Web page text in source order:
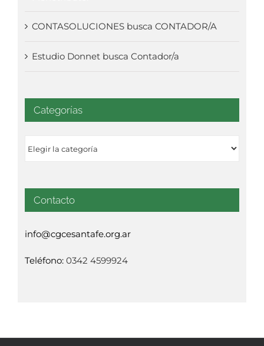
CONTASOLUCIONES busca CONTADOR/A
Estudio Donnet busca Contador/a
Categorías
Categorías
Contacto
info@cgcesantafe.org.ar
Teléfono: 0342 4599924